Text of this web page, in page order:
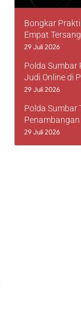
Bongkar
Empat
29 Juli 2026
Polda Sumbar
Judi Online di
29 Juli 2026
Polda Sumbar
29 Juli 2026